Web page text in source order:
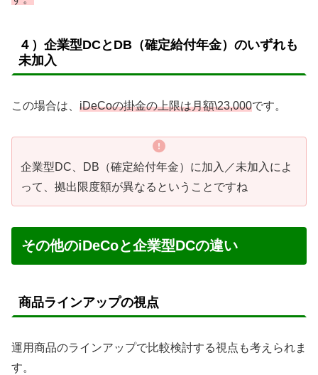
４）企業型DCとDB（確定給付年金）のいずれも
未加入
この場合は、 iDeCoの掛金の上限は月額\23,000です。
企業型DC、DB（確定給付年金）に加入／未加入によ
って、拠出限度額が異なるということですね
その他のiDeCoと企業型DCの違い
商品ラインアップの視点
運用商品のラインアップで比較検討する視点も考えられま
す。